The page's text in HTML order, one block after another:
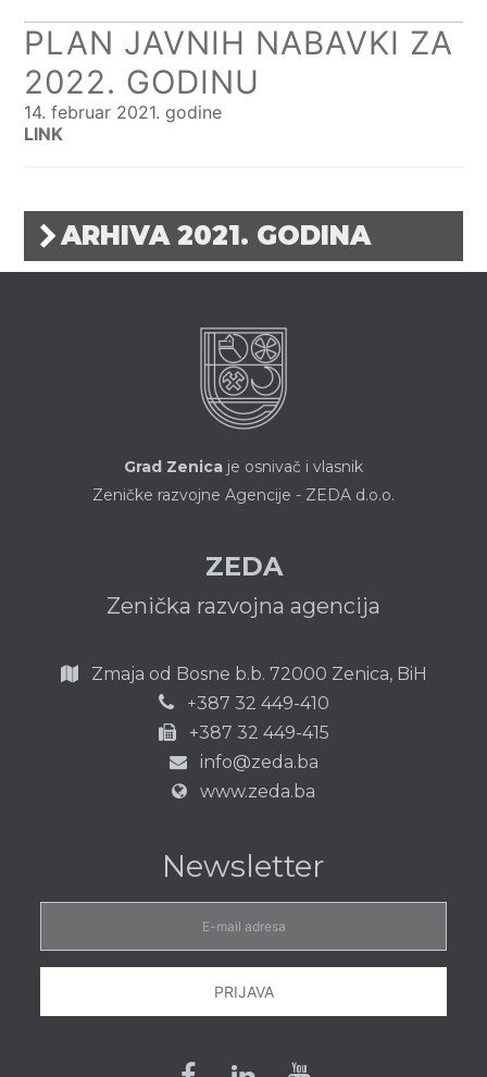
PLAN JAVNIH NABAVKI ZA
2022. GODINU
14. februar 2021. godine
LINK
ARHIVA 2021. GODINA
NABAVKA RADOVA - PONOVLJENI
POSTUPAK
GRADNJA
MEGAGRADNJA
DOKUMENTACIJA
OBAVIJEST O DODJELI UGOVORA
NABAVKA I ISPORUKA
Grad Zenica je osnivač i vlasnik
Zeničke razvojne Agencije - ZEDA d.o.o.
ZEDA
Zenička razvojna agencija
Zmaja od Bosne b.b. 72000 Zenica, BiH
+387 32 449-410
+387 32 449-415
info@zeda.ba
www.zeda.ba
Newsletter
adresa
PRIJAVA